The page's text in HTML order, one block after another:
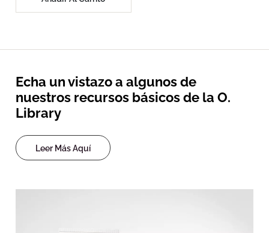
Echa un vistazo a algunos de
nuestros recursos básicos de la O.
Library
Leer Más Aquí